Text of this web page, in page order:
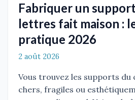
Fabriquer un
lettres fait maison :
pratique 2026
2 août 2026
Vous trouvez les supports
chers, fragiles ou